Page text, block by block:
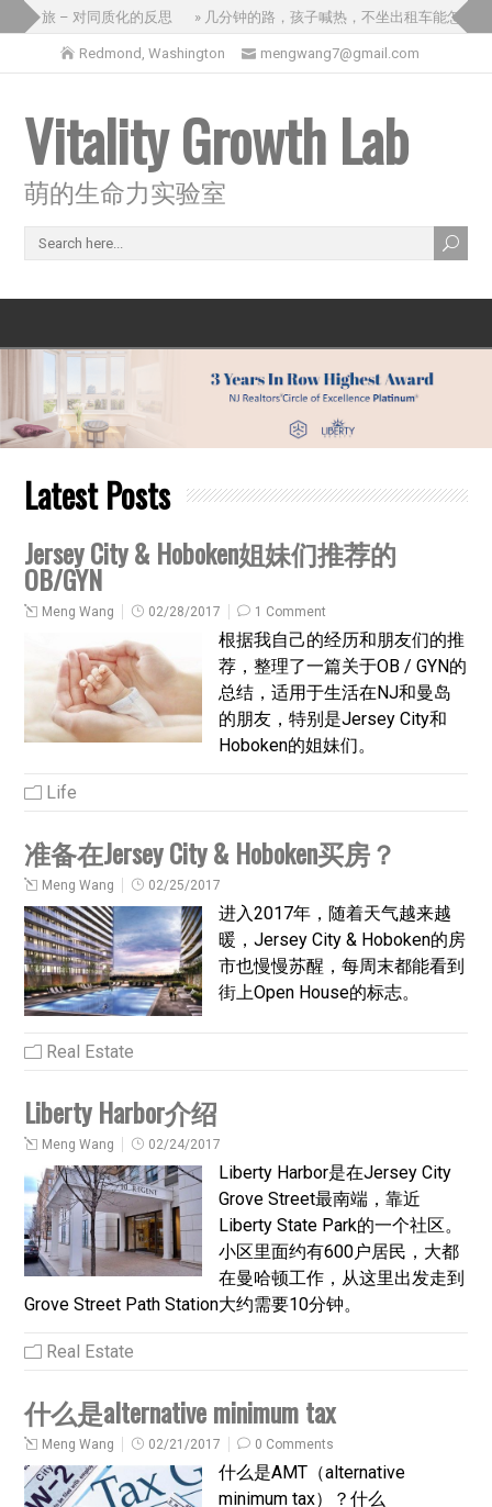
国之旅 – 对同质化的反思 » 几分钟的路，孩子喊热，不坐出租车能怎么办
Redmond, Washington mengwang7@gmail.com
Vitality Growth Lab
萌的生命力实验室
Latest Posts
Jersey City & Hoboken姐妹们推荐的
OB/GYN
Meng Wang 02/28/2017 1 Comment
根据我自己的经历和朋友们的推
荐，整理了一篇关于OB / GYN的
总结，适用于生活在NJ和曼岛
的朋友，特别是Jersey City和
Hoboken的姐妹们。
Life
准备在Jersey City & Hoboken买房？
Meng Wang 02/25/2017
进入2017年，随着天气越来越
暖，Jersey City & Hoboken的房
市也慢慢苏醒，每周末都能看到
街上Open House的标志。
Real Estate
Liberty Harbor介绍
Meng Wang 02/24/2017
Liberty Harbor是在Jersey City
Grove Street最南端，靠近
Liberty State Park的一个社区。
小区里面约有600户居民，大都
在曼哈顿工作，从这里出发走到
Grove Street Path Station大约需要10分钟。
Real Estate
什么是alternative minimum tax
Meng Wang 02/21/2017 0 Comments
什么是AMT（alternative
minimum tax）？什么